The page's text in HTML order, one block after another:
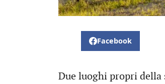
Facebook
Due luoghi propri della